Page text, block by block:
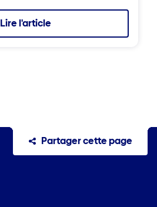
Lire l'article
Partager cette page